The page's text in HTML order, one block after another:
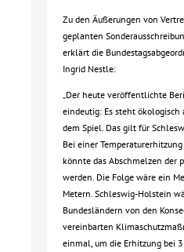
Zu den Äußerungen von
geplanten
erklärt die
Ingrid Nestle:
„Der heute veröffentlichte
eindeutig: Es steht
dem Spiel. Das gilt für
Bei einer
könnte das Abschmelzen der
werden. Die Folge wäre ein
Metern. Schleswig-Holstein
Bundesländern von den
vereinbarten
einmal, um die Erhitzung bei